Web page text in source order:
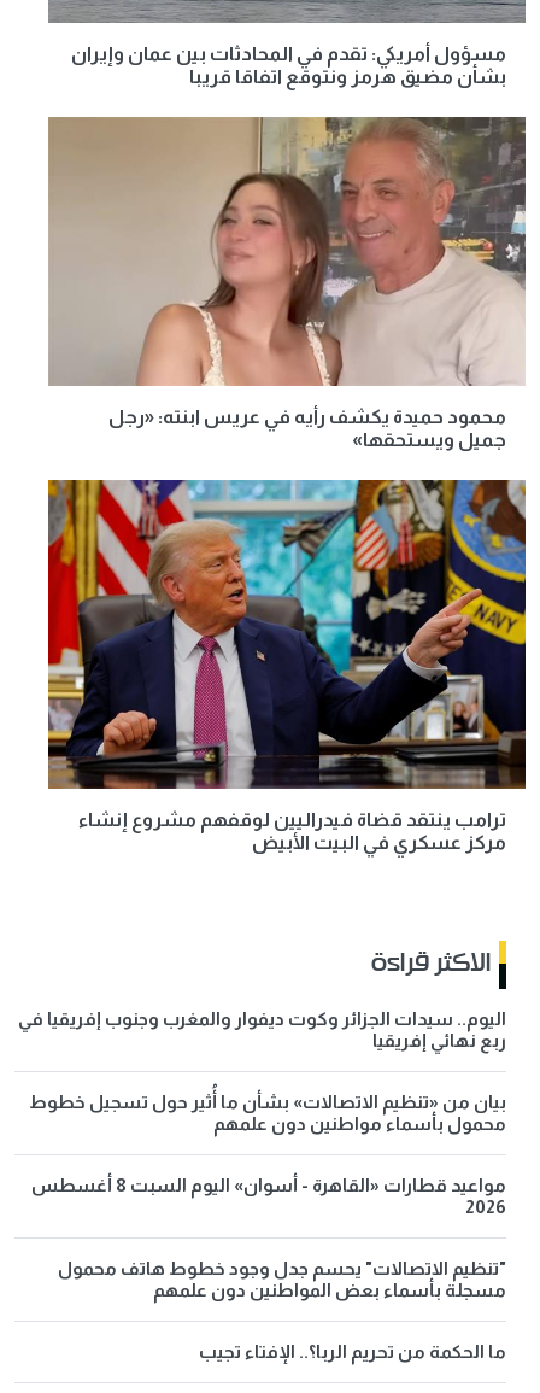
مسؤول أمريكي: تقدم في المحادثات بين عمان وإيران
بشأن مضيق هرمز ونتوقع اتفاقا قريبا
محمود حميدة يكشف رأيه في عريس ابنته: «رجل
جميل ويستحقها»
ترامب ينتقد قضاة فيدراليين لوقفهم مشروع إنشاء
مركز عسكري في البيت الأبيض
الاكثر قراءة
اليوم.. سيدات الجزائر وكوت ديفوار والمغرب وجنوب إفريقيا في
ربع نهائي إفريقيا
بيان من «تنظيم الاتصالات» بشأن ما أُثير حول تسجيل خطوط
محمول بأسماء مواطنين دون علمهم
مواعيد قطارات «القاهرة - أسوان» اليوم السبت 8 أغسطس
2026
"تنظيم الاتصالات" يحسم جدل وجود خطوط هاتف محمول
مسجلة بأسماء بعض المواطنين دون علمهم
ما الحكمة من تحريم الربا؟.. الإفتاء تجيب